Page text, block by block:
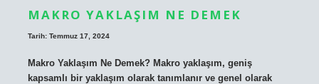
MAKRO YAKLAŞIM NE DEMEK
Tarih: Temmuz 17, 2024
Makro Yaklaşım Ne Demek? Makro yaklaşım, geniş
kapsamlı bir yaklaşım olarak tanımlanır ve genel olarak